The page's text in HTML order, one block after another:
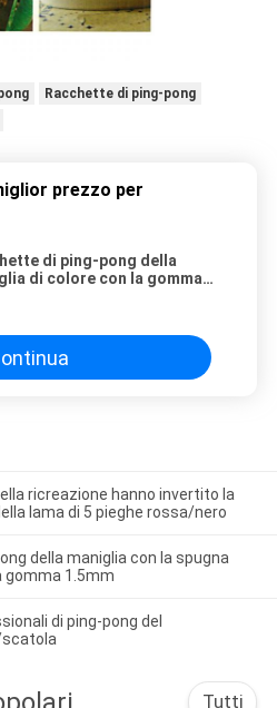
Racchette di ping-pong
prezzo per
di ping-pong della
di colore con la gomma
ricreazione hanno invertito la
lama di 5 pieghe rossa/nero
della maniglia con la spugna
gomma 1.5mm
di ping-pong del
Tutti